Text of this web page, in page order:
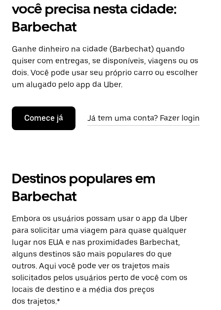
você precisa nesta cidade:
Barbechat
Ganhe dinheiro na cidade (Barbechat) quando
quiser com entregas, se disponíveis, viagens ou os
dois. Você pode usar seu próprio carro ou escolher
um alugado pelo app da Uber.
Comece já Já tem uma conta? Fazer login
Destinos populares em
Barbechat
Embora os usuários possam usar o app da Uber
para solicitar uma viagem para quase qualquer
lugar nos EUA e nas proximidades Barbechat,
alguns destinos são mais populares do que
outros. Aqui você pode ver os trajetos mais
solicitados pelos usuários perto de você com os
locais de destino e a média dos preços
dos trajetos.*